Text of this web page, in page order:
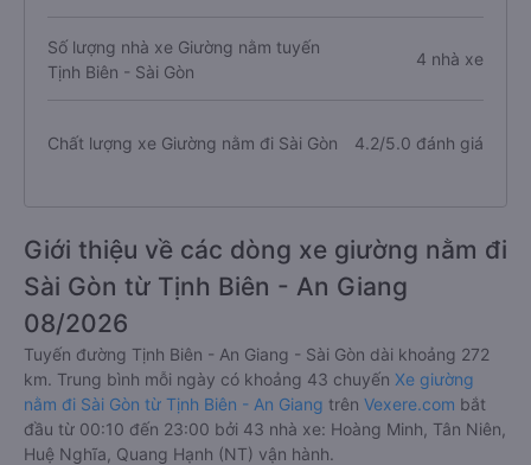
Số lượng nhà xe Giường nằm tuyến
Tịnh Biên - Sài Gòn
4 nhà xe
Chất lượng xe Giường nằm đi Sài Gòn 4.2/5.0 đánh giá
Giới thiệu về các dòng xe giường nằm đi
Sài Gòn từ Tịnh Biên - An Giang
08/2026
Tuyến đường Tịnh Biên - An Giang - Sài Gòn dài khoảng 272
km. Trung bình mỗi ngày có khoảng 43 chuyến Xe giường
nằm đi Sài Gòn từ Tịnh Biên - An Giang trên Vexere.com bắt
đầu từ 00:10 đến 23:00 bởi 43 nhà xe: Hoàng Minh, Tân Niên,
Huệ Nghĩa, Quang Hạnh (NT) vận hành.